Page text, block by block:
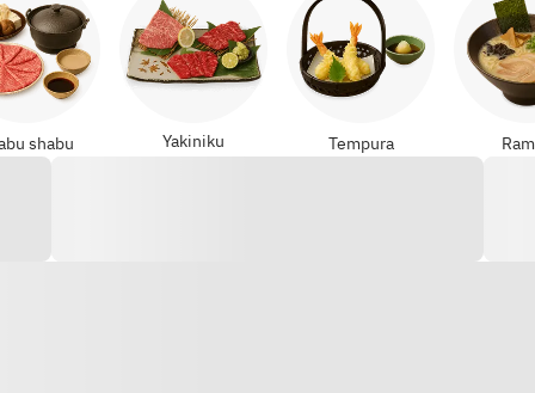
shabu Yakiniku Tempura